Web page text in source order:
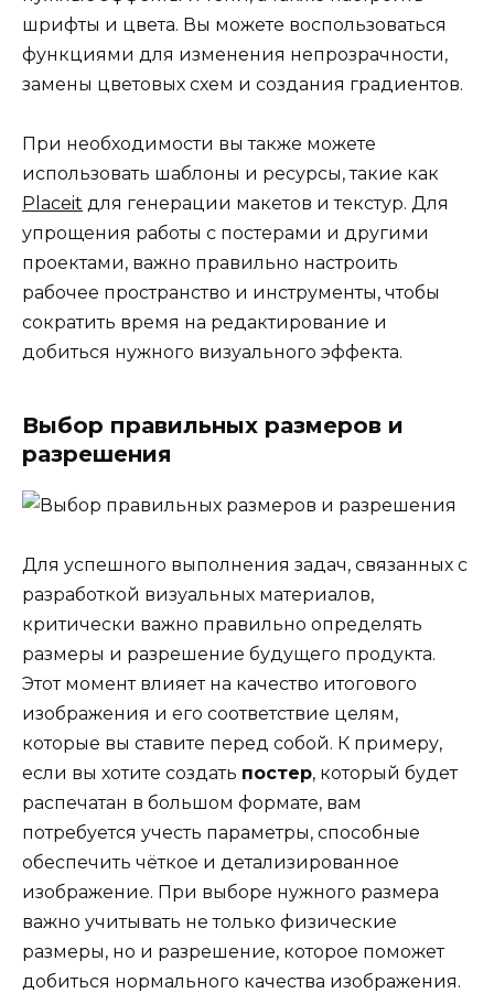
шрифты и цвета. Вы можете воспользоваться
функциями для изменения непрозрачности,
замены цветовых схем и создания градиентов.
При необходимости вы также можете
использовать шаблоны и ресурсы, такие как
Placeit для генерации макетов и текстур. Для
упрощения работы с постерами и другими
проектами, важно правильно настроить
рабочее пространство и инструменты, чтобы
сократить время на редактирование и
добиться нужного визуального эффекта.
Выбор правильных размеров и
разрешения
Для успешного выполнения задач, связанных с
разработкой визуальных материалов,
критически важно правильно определять
размеры и разрешение будущего продукта.
Этот момент влияет на качество итогового
изображения и его соответствие целям,
которые вы ставите перед собой. К примеру,
если вы хотите создать постер, который будет
распечатан в большом формате, вам
потребуется учесть параметры, способные
обеспечить чёткое и детализированное
изображение. При выборе нужного размера
важно учитывать не только физические
размеры, но и разрешение, которое поможет
добиться нормального качества изображения.